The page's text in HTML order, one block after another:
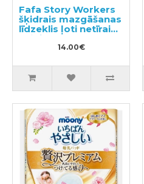
Fafa Story Workers
šķidrais mazgāšanas
līdzeklis ļoti netīrai
veļai un darba
apģērbam, pildviela
14.00€